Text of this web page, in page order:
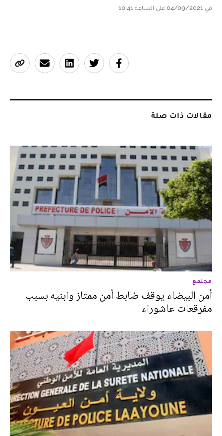
في 04/09/2021 على الساعة 10:41
مقالات ذات صلة
مجتمع
أمن البيضاء يوقف ضابط أمن ممتاز وابنيه بسبب
مفرقعات عاشوراء